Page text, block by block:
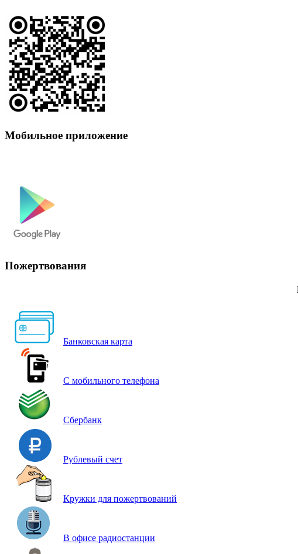
Мобильное приложение
Пожертвования
Банковская карта
С мобильного телефона
Сбербанк
Рублевый счет
Кружки для пожертвований
В офисе радиостанции